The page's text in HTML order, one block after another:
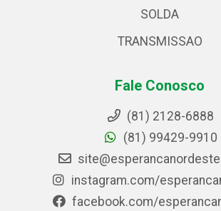
SOLDA
TRANSMISSAO
Fale Conosco
(81) 2128-6888
(81) 99429-9910
instagram.com/
facebook.com/